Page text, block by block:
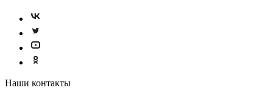
Наши контакты